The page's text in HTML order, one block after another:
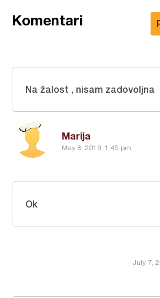
Komentari
Marija
May 8, 2019, 1:45 pm
Na žalost , nisam zadovoljna
July 7,
Ok